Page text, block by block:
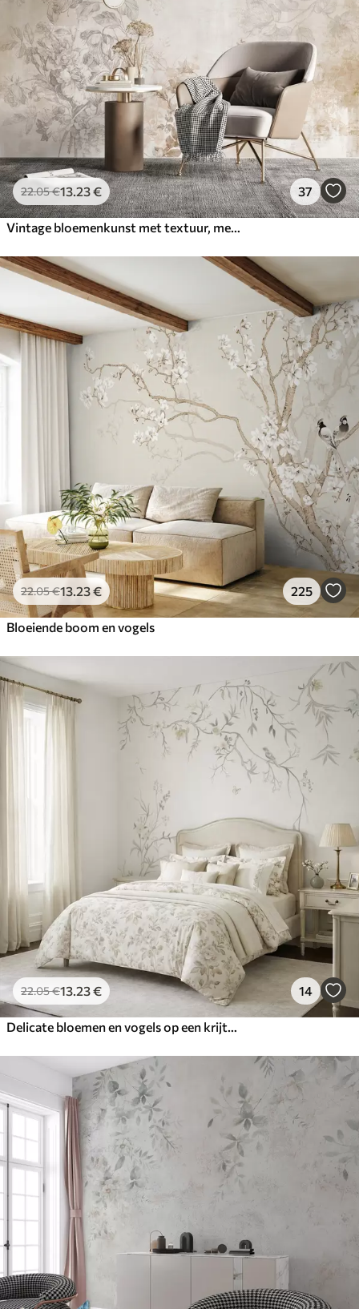
22.05€13 .23€ 37
22.05€13 .23€ 225
Bloeiende boom en vogels
22.05€13 .23€ 14